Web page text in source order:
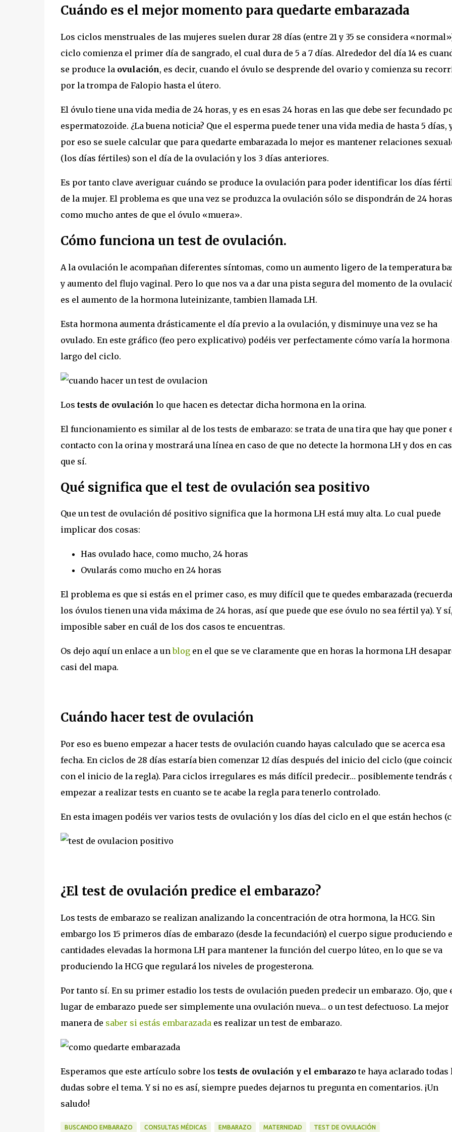
Cuándo es el mejor momento para quedarte embarazada
Los ciclos menstruales de las mujeres suelen durar 28 días (entre 21 y 35 se considera
ciclo comienza el primer día de sangrado, el cual dura de 5 a 7 días. Alrededor del día 14 es
se produce la ovulación, es decir, cuando el óvulo se desprende del ovario y comienza su
por la trompa de Falopio hasta el útero.
El óvulo tiene una vida media de 24 horas, y es en esas 24 horas en las que debe ser fecundado
espermatozoide. ¿La buena noticia? Que el esperma puede tener una vida media de hasta 5 días,
por eso se suele calcular que para quedarte embarazada lo mejor es mantener relaciones
(los días fértiles) son el día de la ovulación y los 3 días anteriores.
Es por tanto clave averiguar cuándo se produce la ovulación para poder identificar los días
de la mujer. El problema es que una vez se produzca la ovulación sólo se dispondrán de 24 horas
como mucho antes de que el óvulo «muera».
Cómo funciona un test de ovulación.
A la ovulación le acompañan diferentes síntomas, como un aumento ligero de la temperatura
y aumento del flujo vaginal. Pero lo que nos va a dar una pista segura del momento de la
es el aumento de la hormona luteinizante, tambien llamada LH.
Esta hormona aumenta drásticamente el día previo a la ovulación, y disminuye una vez se ha
ovulado. En este gráfico (feo pero explicativo) podéis ver perfectamente cómo varía la hormona
largo del ciclo.
Los tests de ovulación lo que hacen es detectar dicha hormona en la orina.
El funcionamiento es similar al de los tests de embarazo: se trata de una tira que hay que poner
contacto con la orina y mostrará una línea en caso de que no detecte la hormona LH y dos en
que sí.
Qué significa que el test de ovulación sea positivo
Que un test de ovulación dé positivo significa que la hormona LH está muy alta. Lo cual puede
implicar dos cosas:
Has ovulado hace, como mucho, 24 horas
Ovularás como mucho en 24 horas
El problema es que si estás en el primer caso, es muy difícil que te quedes embarazada
los óvulos tienen una vida máxima de 24 horas, así que puede que ese óvulo no sea fértil ya). Y
imposible saber en cuál de los dos casos te encuentras.
Os dejo aquí un enlace a unblogen el que se ve claramente que en horas la hormona LH
casi del mapa.
Cuándo hacer test de ovulación
Por eso es bueno empezar a hacer tests de ovulación cuando hayas calculado que se acerca esa
fecha. En ciclos de 28 días estaría bien comenzar 12 días después del inicio del ciclo (que
con el inicio de la regla). Para ciclos irregulares es más difícil predecir… posiblemente tendrás
empezar a realizar tests en cuanto se te acabe la regla para tenerlo controlado.
En esta imagen podéis ver varios tests de ovulación y los días del ciclo en el que están hechos
¿El test de ovulación predice el embarazo?
Los tests de embarazo se realizan analizando la concentración de otra hormona, la HCG. Sin
embargo los 15 primeros días de embarazo (desde la fecundación) el cuerpo sigue produciendo
cantidades elevadas la hormona LH para mantener la función del cuerpo lúteo, en lo que se va
produciendo la HCG que regulará los niveles de progesterona.
Por tanto sí. En su primer estadio los tests de ovulación pueden predecir un embarazo. Ojo, que
lugar de embarazo puede ser simplemente una ovulación nueva… o un test defectuoso. La mejor
manera de saber si estás embarazadaes realizar un test de embarazo.
Esperamos que este artículo sobre los tests de ovulación y el embarazote haya aclarado todas
dudas sobre el tema. Y si no es así, siempre puedes dejarnos tu pregunta en comentarios. ¡Un
saludo!
BUSCANDO EMBARAZO CONSULTAS MÉDICAS EMBARAZO MATERNIDAD TEST DE OVULACIÓN